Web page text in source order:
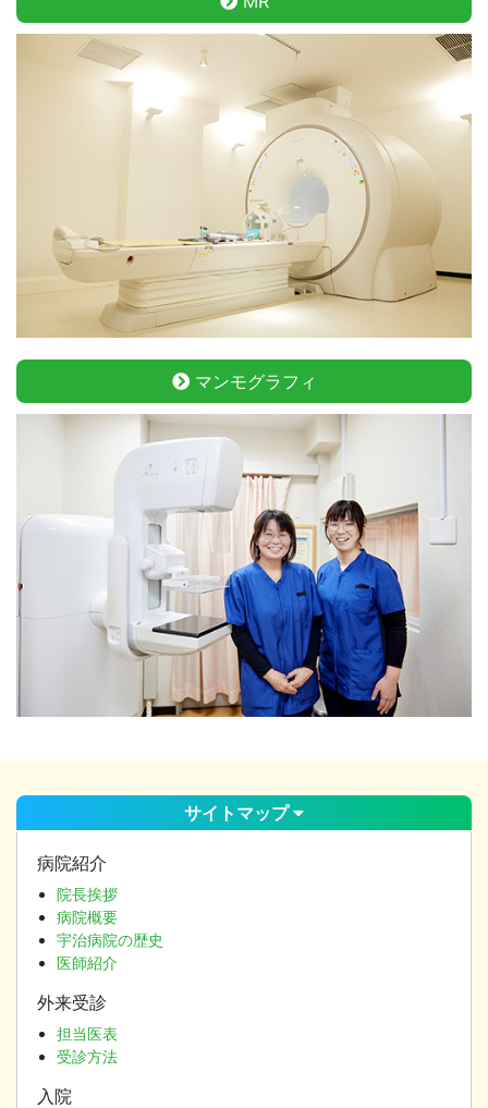
マンモグラフィ
サイトマップ
病院紹介
院長挨拶
病院概要
宇治病院の歴史
医師紹介
外来受診
担当医表
受診方法
入院